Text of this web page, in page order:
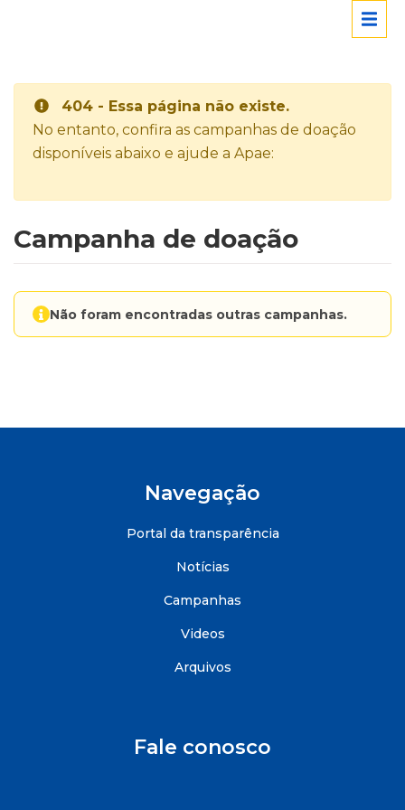
404 - Essa página não existe.
No entanto, confira as campanhas de doação
disponíveis abaixo e ajude a Apae:
Campanha de doação
Não foram encontradas outras campanhas.
Navegação
Portal da transparência
Notícias
Campanhas
Videos
Arquivos
Fale conosco